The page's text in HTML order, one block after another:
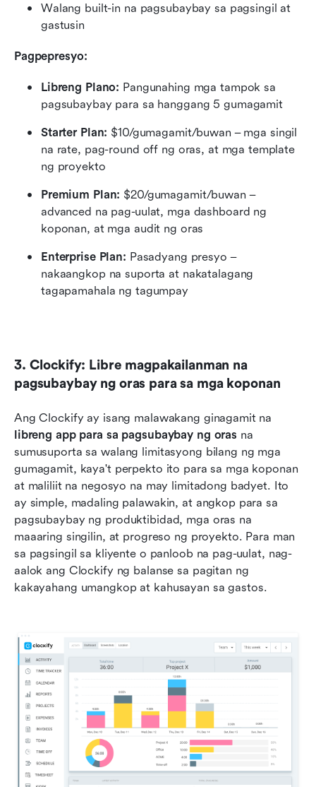
Walang built-in na pagsubaybay sa pagsingil at
gastusin
Pagpepresyo:
Libreng Plano: Pangunahing mga tampok sa
pagsubaybay para sa hanggang 5 gumagamit
Starter Plan: $10/gumagamit/buwan – mga singil
na rate, pag-round off ng oras, at mga template
ng proyekto
Premium Plan: $20/gumagamit/buwan –
advanced na pag-uulat, mga dashboard ng
koponan, at mga audit ng oras
Enterprise Plan: Pasadyang presyo –
nakaangkop na suporta at nakatalagang
tagapamahala ng tagumpay
3. Clockify: Libre magpakailanman na
pagsubaybay ng oras para sa mga koponan
libreng app para sa pagsubaybay ng oras na
sumusuporta sa walang limitasyong bilang ng mga
gumagamit, kaya't perpekto ito para sa mga koponan
at maliliit na negosyo na may limitadong badyet. Ito
ay simple, madaling palawakin, at angkop para sa
pagsubaybay ng produktibidad, mga oras na
maaaring singilin, at progreso ng proyekto. Para man
sa pagsingil sa kliyente o panloob na pag-uulat, nag-
aalok ang Clockify ng balanse sa pagitan ng
kakayahang umangkop at kahusayan sa gastos.